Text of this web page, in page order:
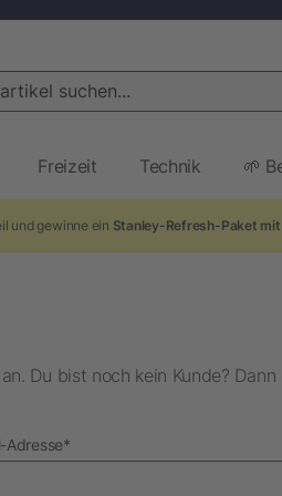
suchen...
Freizeit Technik 🌱
und gewinne ein Stanley-Refresh-Paket
Du bist noch kein Kunde?
Adresseerforderlich
*